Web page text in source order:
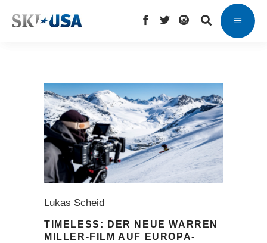
Lukas Scheid
TIMELESS: DER NEUE WARREN
MILLER-FILM AUF EUROPA-